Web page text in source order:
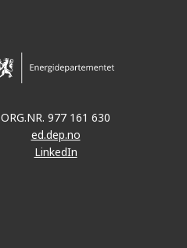
ORG.NR. 977 161 630
ed.dep.no
LinkedIn